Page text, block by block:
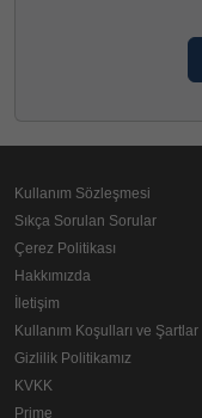
Kullanım Sözleşmesi
Sıkça Sorulan Sorular
Çerez Politikası
Hakkımızda
İletişim
Kullanım Koşulları ve Şartlar
Gizlilik Politikamız
KVKK
Prime